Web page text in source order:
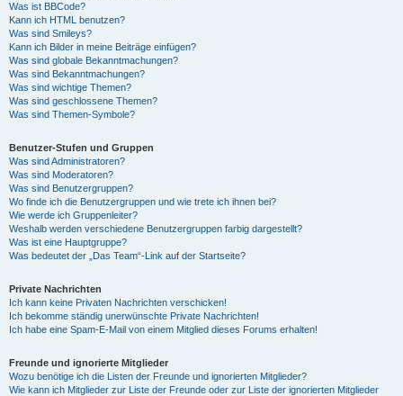
Was ist BBCode?
Kann ich HTML benutzen?
Was sind Smileys?
Kann ich Bilder in meine Beiträge einfügen?
Was sind globale Bekanntmachungen?
Was sind Bekanntmachungen?
Was sind wichtige Themen?
Was sind geschlossene Themen?
Was sind Themen-Symbole?
Benutzer-Stufen und Gruppen
Was sind Administratoren?
Was sind Moderatoren?
Was sind Benutzergruppen?
Wo finde ich die Benutzergruppen und wie trete ich ihnen bei?
Wie werde ich Gruppenleiter?
Weshalb werden verschiedene Benutzergruppen farbig dargestellt?
Was ist eine Hauptgruppe?
Was bedeutet der „Das Team“-Link auf der Startseite?
Private Nachrichten
Ich kann keine Privaten Nachrichten verschicken!
Ich bekomme ständig unerwünschte Private Nachrichten!
Ich habe eine Spam-E-Mail von einem Mitglied dieses Forums erhalten!
Freunde und ignorierte Mitglieder
Wozu benötige ich die Listen der Freunde und ignorierten Mitglieder?
Wie kann ich Mitglieder zur Liste der Freunde oder zur Liste der ignorierten Mitglieder